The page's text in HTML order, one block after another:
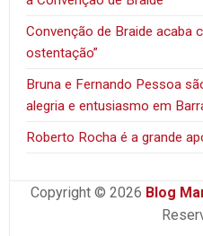
Convenção de Braide acaba
ostentação”
Bruna e Fernando Pessoa
alegria e entusiasmo em
Roberto Rocha é a grande
Copyright © 2026 Blog